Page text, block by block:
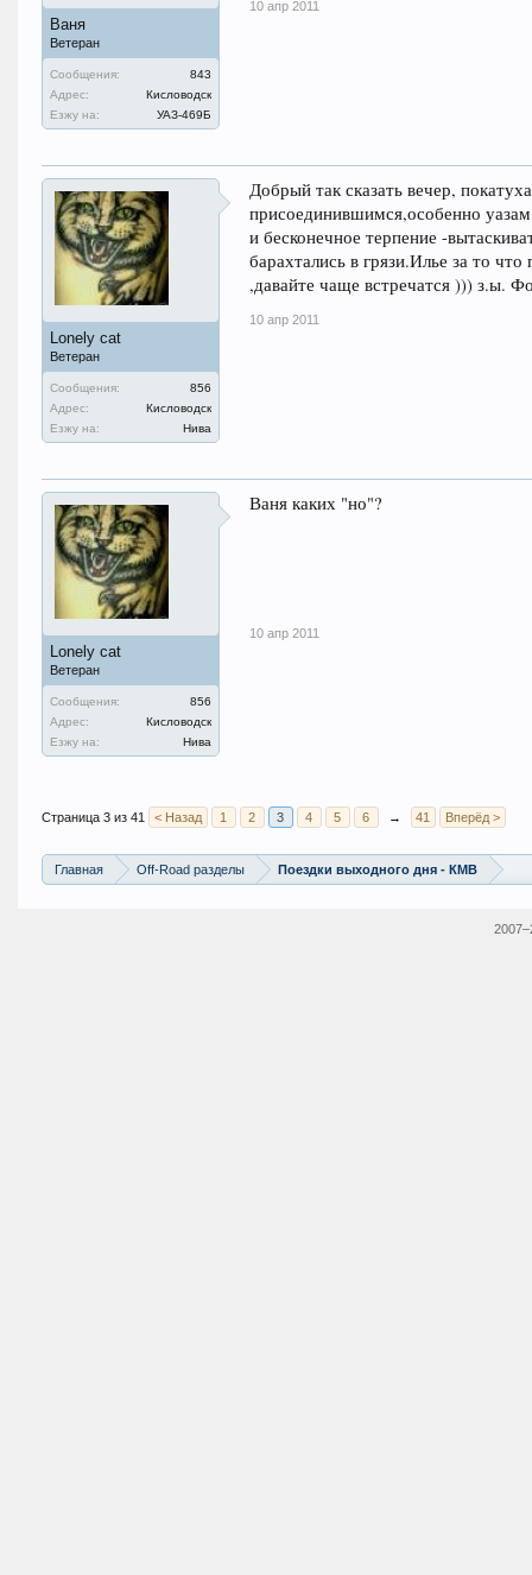
Ваня
Ветеран
Сообщения:
843
Адрес:
Кисловодск
Езжу на:
УАЗ-469Б
10 апр 2011
Lonely cat
Ветеран
Сообщения:
856
Адрес:
Кисловодск
Езжу на:
Нива
Добрый так сказать вечер,
присоединившимся,особенно
и бесконечное терпение -
барахтались в грязи.Илье за то
,давайте чаще встречатся ))) з.ы.
10 апр 2011
Lonely cat
Ветеран
Сообщения:
856
Адрес:
Кисловодск
Езжу на:
Нива
Ваня каких "но"?
10 апр 2011
Страница 3 из 41 < Назад 1 2 3 4 5 6 → 41 Вперёд >
Главная Off-Road разделы Поездки выходного дня - КМВ
2007–